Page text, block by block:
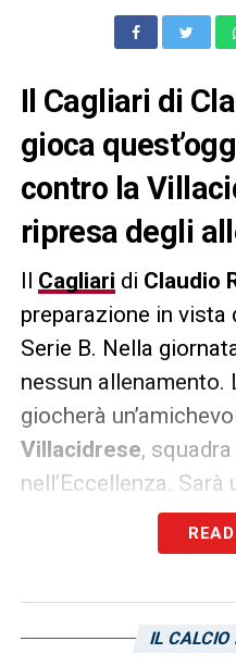
Il Cagliari di
gioca
contro la
ripresa degli
Il Cagliari di Claudio
preparazione in
Serie B. Nella
nessun allenamento.
giocherà
Villacidrese,
nell’Eccellenza. Sarà
match per gli isolani
prossima partita del
la 31esima giornata.
IL CALCIO